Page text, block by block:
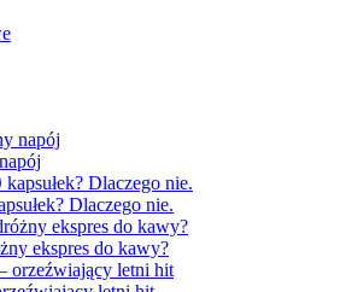
Dlaczego nie.
ekspres do kawy?